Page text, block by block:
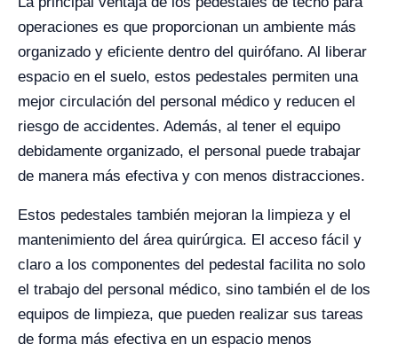
operaciones es que proporcionan un ambiente más
organizado y eficiente dentro del quirófano. Al liberar
espacio en el suelo, estos pedestales permiten una
mejor circulación del personal médico y reducen el
riesgo de accidentes. Además, al tener el equipo
debidamente organizado, el personal puede trabajar
de manera más efectiva y con menos distracciones.
Estos pedestales también mejoran la limpieza y el
mantenimiento del área quirúrgica. El acceso fácil y
claro a los componentes del pedestal facilita no solo
el trabajo del personal médico, sino también el de los
equipos de limpieza, que pueden realizar sus tareas
de forma más efectiva en un espacio menos